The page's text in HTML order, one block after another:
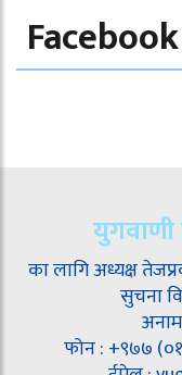
Facebook
युगवाणी
का लागि अध्यक्ष
सुचना
फोन : +९७७